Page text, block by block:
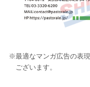
※最適なマンガ広告の表
ございます。